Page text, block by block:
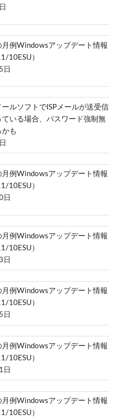
例Windowsアップデート情報
10ESU）
日
ールソフトでISPメールが送受信
ている場合、パスワード強制無
も
例Windowsアップデート情報
10ESU）
日
例Windowsアップデート情報
10ESU）
日
例Windowsアップデート情報
10ESU）
日
例Windowsアップデート情報
10ESU）
日
例Windowsアップデート情報
10ESU）